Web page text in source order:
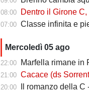
08:00 Dentro il Girone C, Cacace (ds
07:00 Classe infinita e piedi
Mercoledì 05 ago
22:00 Marfella rimane in
21:00 Cacace (ds Sorrento) a
20:00 Il romanzo della C -